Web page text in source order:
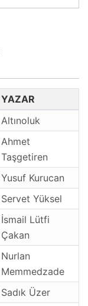
YAZAR
Altınoluk
Ahmet
Taşgetiren
Yusuf Kurucan
Servet Yüksel
İsmail Lütfi
Çakan
Nurlan
Memmedzade
Sadık Üzer